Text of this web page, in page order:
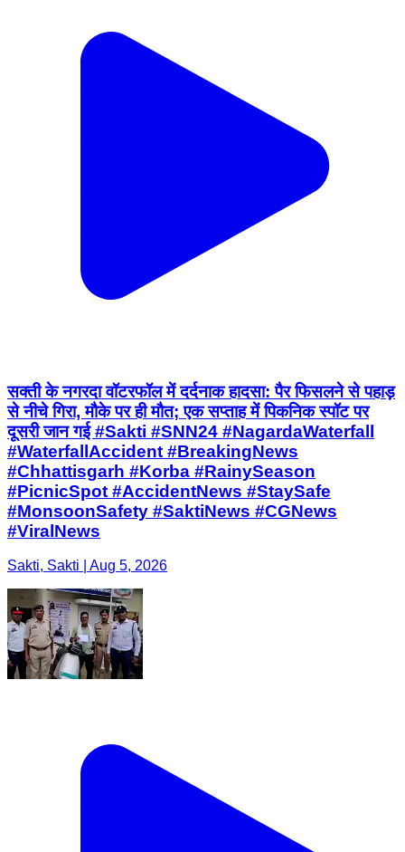
सक्ती के नगरदा वॉटरफॉल में दर्दनाक हादसा: पैर फिसलने से पहाड़
से नीचे गिरा, मौके पर ही मौत; एक सप्ताह में पिकनिक स्पॉट पर
दूसरी जान गई #Sakti #SNN24 #NagardaWaterfall
#WaterfallAccident #BreakingNews
#Chhattisgarh #Korba #RainySeason
#PicnicSpot #AccidentNews #StaySafe
#MonsoonSafety #SaktiNews #CGNews
#ViralNews
Sakti, Sakti | Aug 5, 2026